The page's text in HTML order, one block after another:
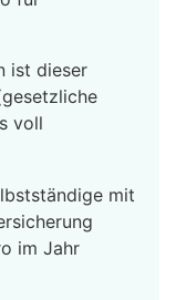
ist dieser
voll
mit
im Jahr